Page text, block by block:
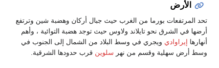
الأرض
تحد المرتفعات بورما من الغرب حيث جبال أركان وهضبة شين وترتفع
أرضها في الشرق نحو تايلاند ولاوس حيث توجد هضبة التوائية ، وأهم
أنهارها إيراوادي ويجري في وسط البلاد من الشمال إلى الجنوب في
وسط أرض سهلية وقسم من نهر سلوين قرب حدودها الشرقية.